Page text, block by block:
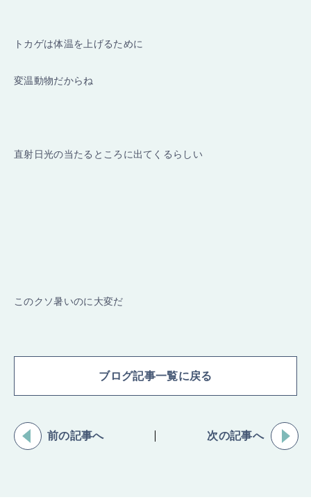
トカゲは体温を上げるために
変温動物だからね
直射日光の当たるところに出てくるらしい
このクソ暑いのに大変だ
ブログ記事一覧に戻る
前の記事へ 次の記事へ